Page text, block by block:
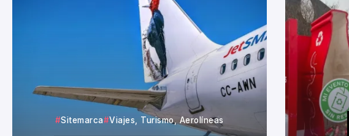
Sitemarca Viajes, Turismo, Aerolíneas